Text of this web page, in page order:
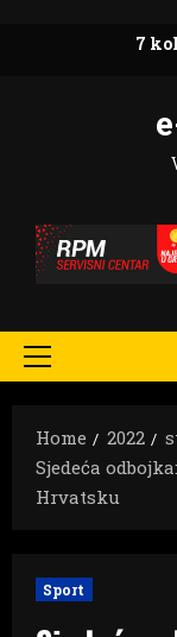
7
Primary
Home
2022
Sjedeća
Hrvatsku
Sport